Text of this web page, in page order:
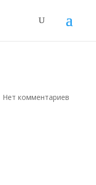
Нет комментариев